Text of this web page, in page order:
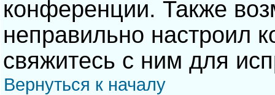
конференции. Также
неправильно настроил
свяжитесь с ним для
Вернуться к началу